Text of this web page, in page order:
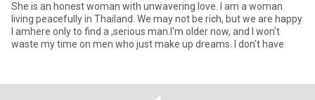
She is an honest woman with unwavering love. I am a woman
living peacefully in Thailand. We may not be rich, but we are happy.
I amhere only to find a ,serious man.I'm older now, and I won't
waste my time on men who just make up dreams. I don't have